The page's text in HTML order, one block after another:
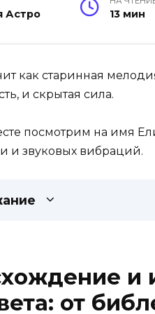
Астро 13 мин
как старинная
и скрытая сила.
посмотрим на имя
и звуковых вибраций.
и
от